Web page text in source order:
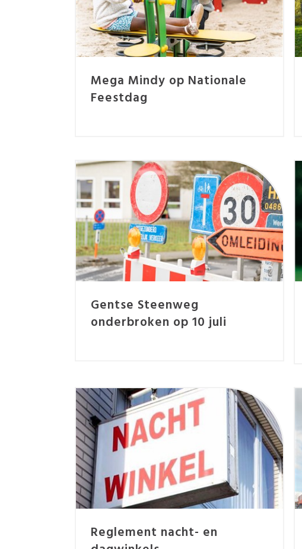
Mega Mindy op Nationale
Feestdag
Gentse Steenweg
onderbroken op 10 juli
Reglement nacht- en